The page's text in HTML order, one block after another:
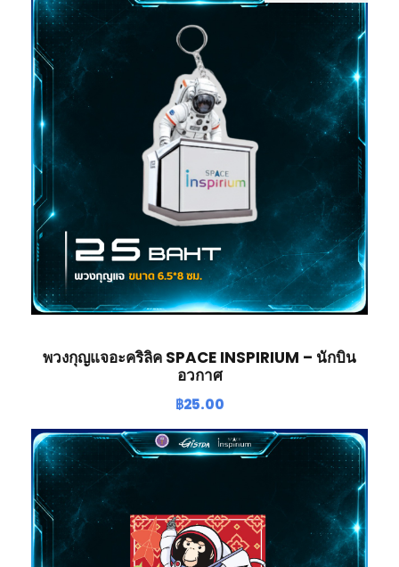
พวงกุญแจอะคริลิค SPACE INSPIRIUM – นักบิน
อวกาศ
฿25.00